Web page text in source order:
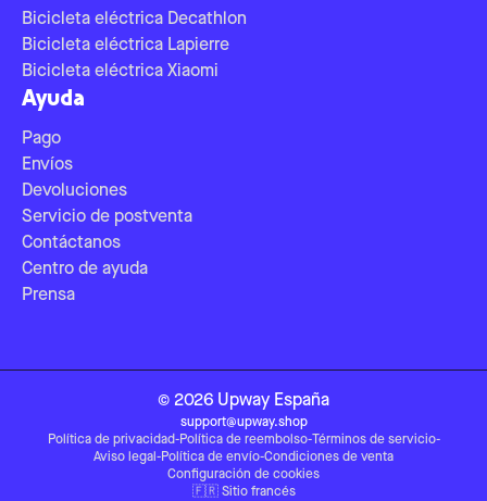
Bicicleta eléctrica Decathlon
Bicicleta eléctrica Lapierre
Bicicleta eléctrica Xiaomi
Ayuda
Pago
Envíos
Devoluciones
Servicio de postventa
Contáctanos
Centro de ayuda
Prensa
© 2026 Upway España
support@upway.shop
Política de privacidad-Política de reembolso-Términos de servicio-
Aviso legal -Política de envío-Condiciones de venta
Configuración de cookies
🇫🇷 Sitio francés